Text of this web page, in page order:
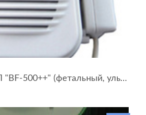
Допплер ЧССП "BF-500++" (фетальный, ультразвуковой)